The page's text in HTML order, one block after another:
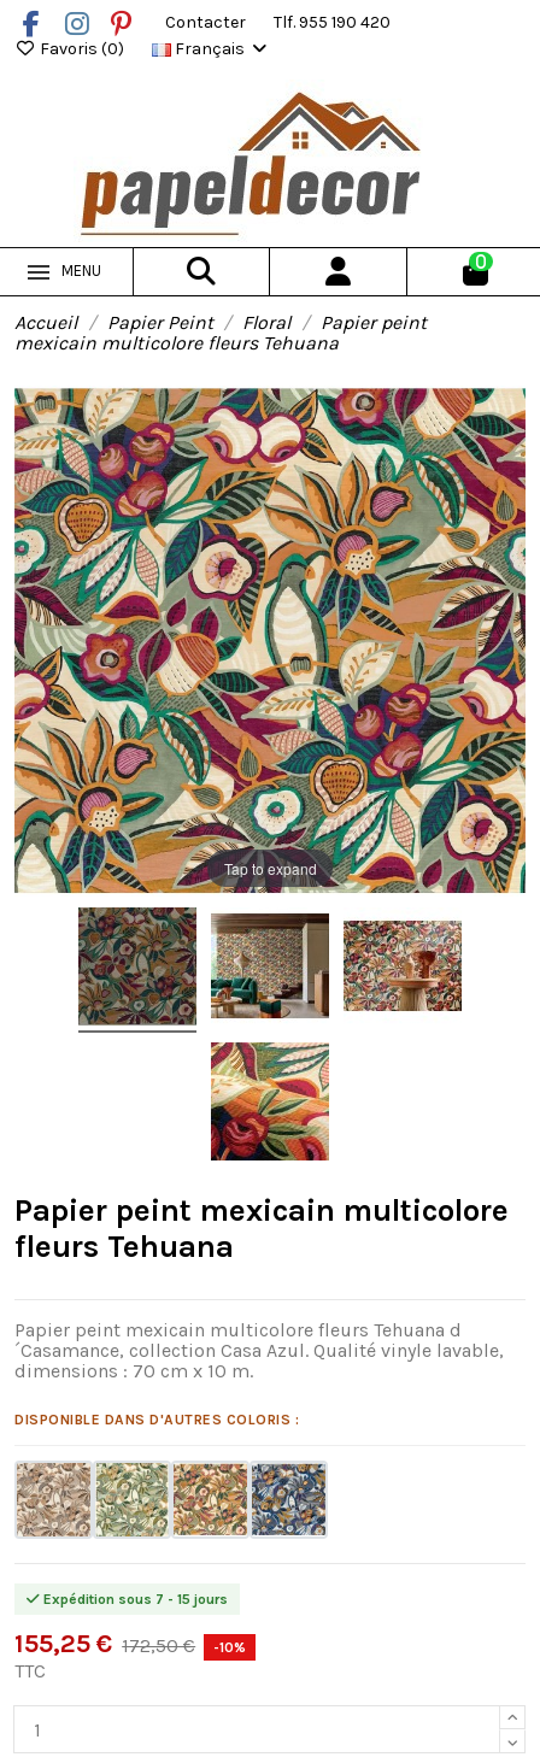
Contacter
Tlf. 955 190 420
Favoris (0) Français
MENU 0
Accueil Papier Peint Floral
Papier peint
mexicain multicolore fleurs Tehuana
Tap to expand
Papier peint mexicain multicolore
fleurs Tehuana
Papier peint mexicain multicolore fleurs Tehuana d
´Casamance, collection Casa Azul. Qualité vinyle lavable,
dimensions : 70 cm x 10 m.
DISPONIBLE DANS D'AUTRES COLORIS :
Expédition sous 7 - 15 jours
155,25 € 172,50 € -10%
TTC